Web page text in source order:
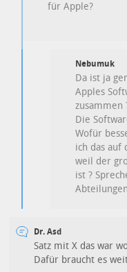
für Apple?
Nebumuk
Da ist ja
Apples
zusammen
Die
Wofür
ich das auf
weil der
ist ?
Dr. Asd
Satz mit X das war
Dafür braucht es